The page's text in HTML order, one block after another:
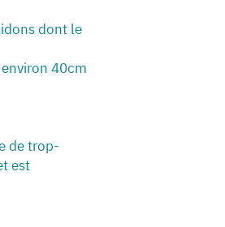
dont le
40cm
de trop-
est